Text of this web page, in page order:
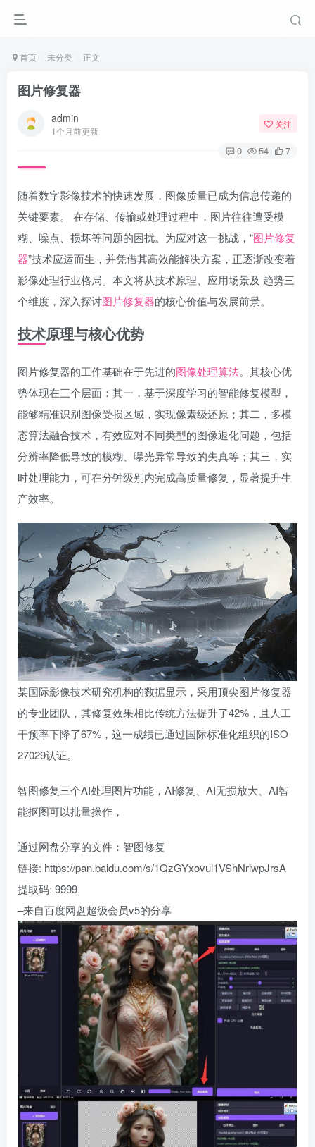
首页 未分类 正文
图片修复器
admin
1个月前更新
关注
0 54 7
随着数字影像技术的快速发展，图像质量已成为信息传递的
关键要素。 在存储、传输或处理过程中，图片往往遭受模
糊、噪点、损坏等问题的困扰。为应对这一挑战，“图片修复
器”技术应运而生，并凭借其高效能解决方案，正逐渐改变着
影像处理行业格局。本文将从技术原理、应用场景及 趋势三
个维度，深入探讨图片修复器的核心价值与发展前景。
技术原理与核心优势
图片修复器的工作基础在于先进的图像处理算法。其核心优
势体现在三个层面：其一，基于深度学习的智能修复模型，
能够精准识别图像受损区域，实现像素级还原；其二，多模
态算法融合技术，有效应对不同类型的图像退化问题，包括
分辨率降低导致的模糊、曝光异常导致的失真等；其三，实
时处理能力，可在分钟级别内完成高质量修复，显著提升生
产效率。
某国际影像技术研究机构的数据显示，采用顶尖图片修复器
的专业团队，其修复效果相比传统方法提升了42%，且人工
干预率下降了67%，这一成绩已通过国际标准化组织的ISO
27029认证。
智图修复三个AI处理图片功能，AI修复、AI无损放大、AI智
能抠图可以批量操作，
通过网盘分享的文件：智图修复
链接: https://pan.baidu.com/s/1QzGYxovul1VShNriwpJrsA
提取码: 9999
–来自百度网盘超级会员v5的分享